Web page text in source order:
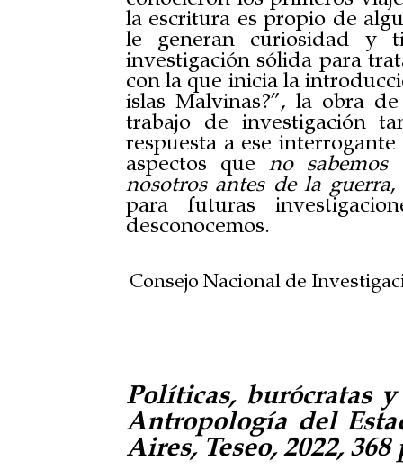
la escritura es propio de
le generan curiosidad y
investigación sólida para
con la que inicia la
islas Malvinas?”, la obra
trabajo de investigación
respuesta a ese
aspectos queno
nosotros antes de la guerra,
para futuras
desconocemos.
Consejo Nacional de
Políticas, burócratas
Antropología del
Aires, Teseo, 2022, 368